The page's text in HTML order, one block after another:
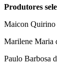
Produtores
Maicon Quirino
Marilene Maria
Paulo Barbosa